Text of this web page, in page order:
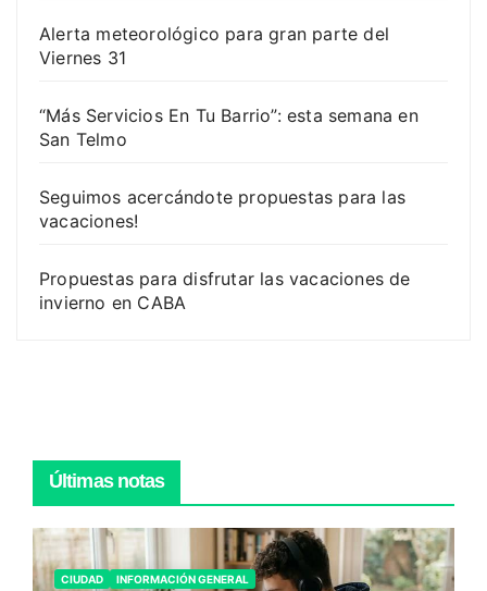
Alerta meteorológico para gran parte del
Viernes 31
“Más Servicios En Tu Barrio”: esta semana en
San Telmo
Seguimos acercándote propuestas para las
vacaciones!
Propuestas para disfrutar las vacaciones de
invierno en CABA
Últimas notas
CIUDAD INFORMACIÓN GENERAL